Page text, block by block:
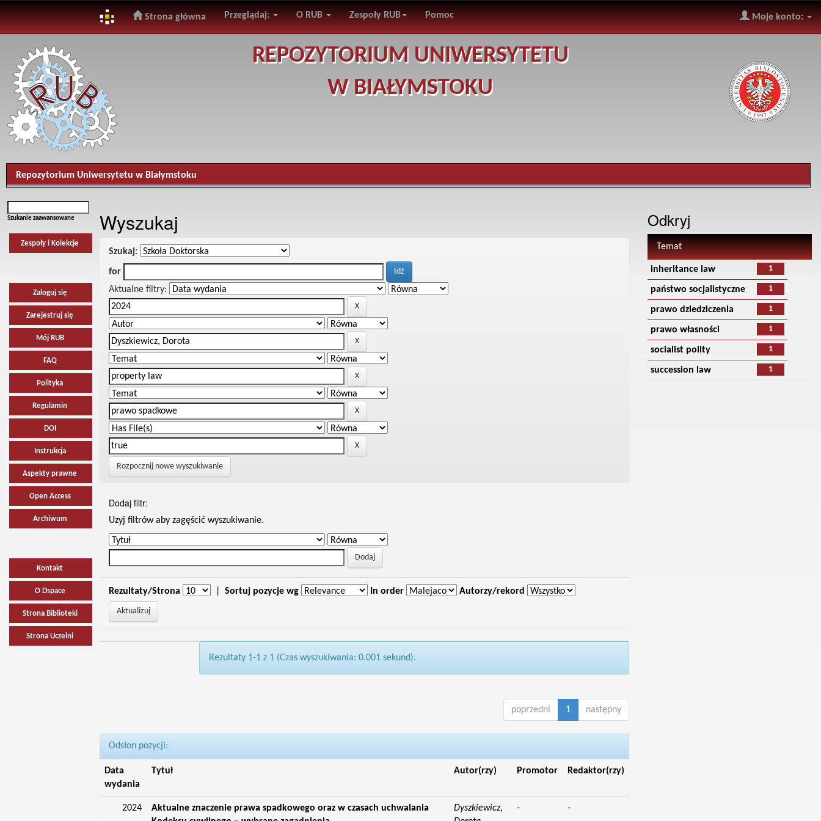
navigation
Strona główna Przeglądaj: O RUB Zespoły RUB Pomoc Moje konto:
REPOZYTORIUM UNIWERSYTETU
W BIAŁYMSTOKU
Repozytorium Uniwersytetu w Białymstoku
Szukanie zaawansowane
Zespoły i Kolekcje
Zaloguj się
Zarejestruj się
Mój RUB
FAQ
Polityka
Regulamin
DOI
Instrukcja
Aspekty prawne
Open Access
Archiwum
Kontakt
O Dspace
Strona Biblioteki
Strona Uczelni
Wyszukaj
Szukaj:
for
Aktualne filtry:
Rozpocznij nowe wyszukiwanie
Dodaj filtr:
Uzyj filtrów aby zagęścić wyszukiwanie.
Rezultaty/Strona Sortuj pozycje wg In order Autorzy/rekord
Rezultaty 1-1 z 1 (Czas wyszukiwania: 0.001 sekund).
poprzedni 1 następny
Odsłon pozycji:
Data
wydania
Tytuł Autor(rzy) Promotor Redaktor(rzy)
2024
Aktualne znaczenie prawa spadkowego oraz w czasach uchwalania
Dyszkiewicz,
- -
Odkryj
Temat
1
inheritance law
1
państwo socjalistyczne
1
prawo dziedziczenia
1
prawo własności
1
socialist polity
1
succession law